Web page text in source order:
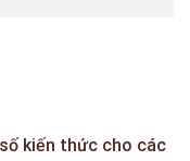
kiến thức cho các